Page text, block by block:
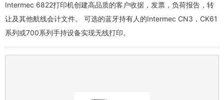
Intermec 6822打印机创建高品质的客户收据，发票，负荷报告，转
让及其他航线会计文件。 可选的蓝牙持有人的Intermec CN3，CK61
系列或700系列手持设备实现无线打印。